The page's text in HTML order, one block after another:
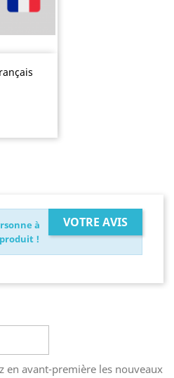
VOTRE AVIS
à
!
en avant-première les nouveaux